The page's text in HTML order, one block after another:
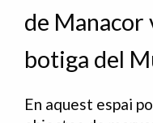
de Manacor
botiga del
En aquest espai